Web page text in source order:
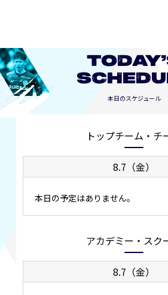
本日のスケジュール
トップチーム・チ
8.7（金）
本日の予定はありません。
アカデミー・スク
8.7（金）